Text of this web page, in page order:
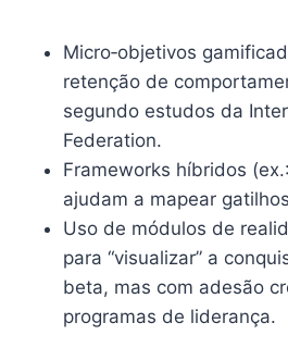
Micro‑objetivos
retenção de
segundo estudos da
Federation.
Frameworks híbridos
ajudam a mapear
Uso de módulos de
para “visualizar” a
beta, mas com adesão
programas de liderança.